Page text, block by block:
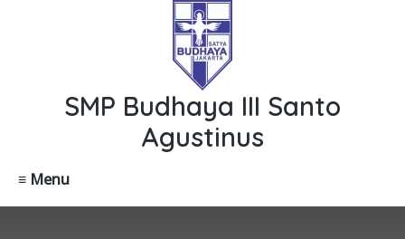
SMP Budhaya III Santo
Agustinus
≡ Menu